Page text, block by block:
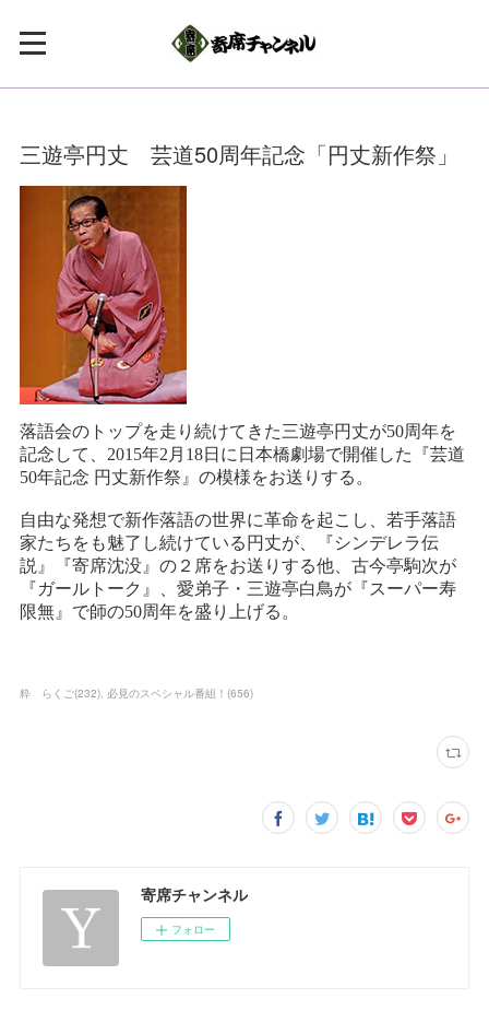
三遊亭円丈 芸道50周年記念「円丈新作祭」
粋 らくご(232) 必見のスペシャル番組！ (656)
寄席チャンネル
フォロー